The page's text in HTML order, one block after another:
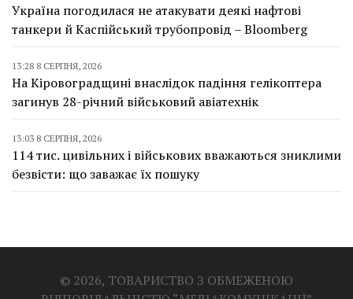
Україна погодилася не атакувати деякі нафтові
танкери й Каспійський трубопровід – Bloomberg
13:28 8 СЕРПНЯ, 2026
На Кіровоградщині внаслідок падіння гелікоптера
загинув 28-річний військовий авіатехнік
13:03 8 СЕРПНЯ, 2026
114 тис. цивільних і військових вважаються зниклими
безвісти: що заважає їх пошуку
© 2026, ТОВАРИСТВО З ОБМЕЖЕНОЮ